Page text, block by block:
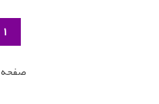
1
صفحه 1 از 1